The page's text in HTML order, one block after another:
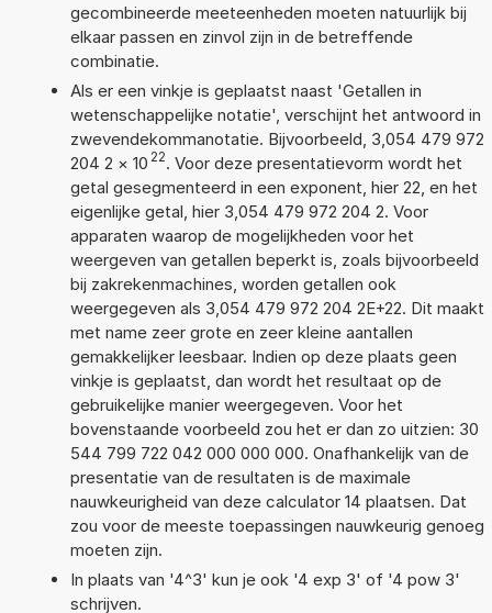
gecombineerde meeteenheden moeten natuurlijk bij
elkaar passen en zinvol zijn in de betreffende
combinatie.
Als er een vinkje is geplaatst naast 'Getallen in
wetenschappelijke notatie', verschijnt het antwoord in
zwevendekommanotatie. Bijvoorbeeld, 3,054 479 972
204 2 × 10 22. Voor deze presentatievorm wordt het
getal gesegmenteerd in een exponent, hier 22, en het
eigenlijke getal, hier 3,054 479 972 204 2. Voor
apparaten waarop de mogelijkheden voor het
weergeven van getallen beperkt is, zoals bijvoorbeeld
bij zakrekenmachines, worden getallen ook
weergegeven als 3,054 479 972 204 2E+22. Dit maakt
met name zeer grote en zeer kleine aantallen
gemakkelijker leesbaar. Indien op deze plaats geen
vinkje is geplaatst, dan wordt het resultaat op de
gebruikelijke manier weergegeven. Voor het
bovenstaande voorbeeld zou het er dan zo uitzien: 30
544 799 722 042 000 000 000. Onafhankelijk van de
presentatie van de resultaten is de maximale
nauwkeurigheid van deze calculator 14 plaatsen. Dat
zou voor de meeste toepassingen nauwkeurig genoeg
moeten zijn.
In plaats van '4^3' kun je ook '4 exp 3' of '4 pow 3'
schrijven.